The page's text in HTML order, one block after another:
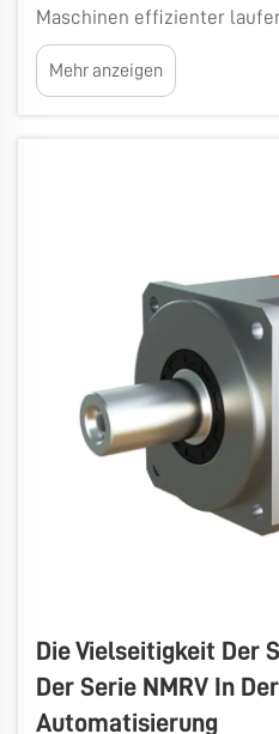
Maschinen effizienter
allen möglichen Bereichen
Kraftfahrzeugen und
Betrachten Sie ein
Mehr anzeigen
Die Vielseitigkeit Der
Der Serie NMRV In
Automatisierung